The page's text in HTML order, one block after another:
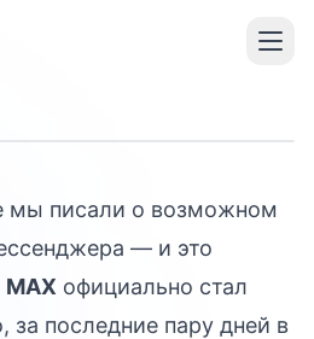
MAX за
неделю
мы писали о возможном
— и это
MAX официально стал
за последние пару дней в